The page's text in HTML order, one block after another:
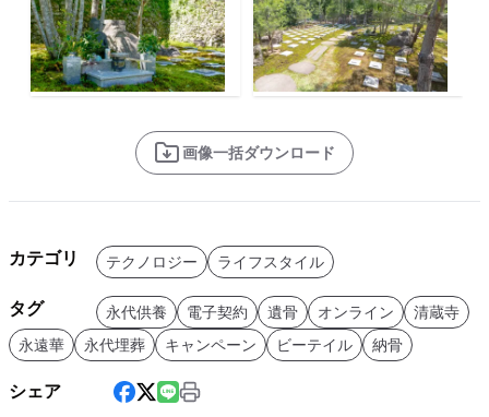
画像一括ダウンロード
カテゴリ テクノロジー ライフスタイル
タグ 永代供養 電子契約 遺骨 オンライン
清蔵寺
永遠華
永代埋葬 キャンペーン ビーテイル 納骨
シェア